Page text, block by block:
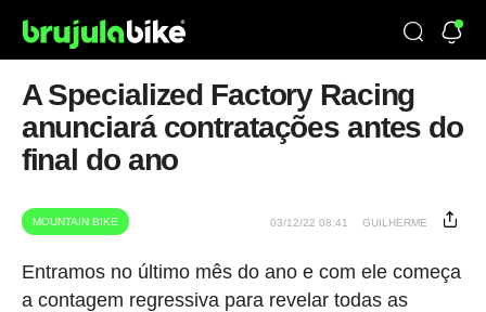
A Specialized Factory Racing
anunciará contratações antes do
final do ano
MOUNTAIN BIKE 03/12/22 08:41 GUILHERME
Entramos no último mês do ano e com ele começa
a contagem regressiva para revelar todas as